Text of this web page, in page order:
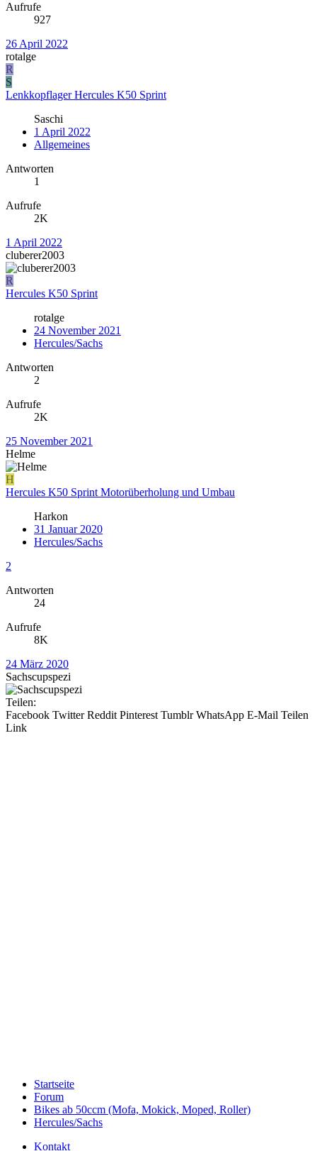
Aufrufe
927
26 April 2022
rotalge
R
S
Lenkkopflager Hercules K50 Sprint
Saschi
1 April 2022
Allgemeines
Antworten
1
Aufrufe
2K
1 April 2022
cluberer2003
R
Hercules K50 Sprint
rotalge
24 November 2021
Hercules/Sachs
Antworten
2
Aufrufe
2K
25 November 2021
Helme
H
Hercules K50 Sprint Motorüberholung und Umbau
Harkon
31 Januar 2020
Hercules/Sachs
2
Antworten
24
Aufrufe
8K
24 März 2020
Sachscupspezi
Teilen:
Facebook Twitter Reddit Pinterest Tumblr WhatsApp E-Mail Teilen
Link
Startseite
Forum
Bikes ab 50ccm (Mofa, Mokick, Moped, Roller)
Hercules/Sachs
Kontakt